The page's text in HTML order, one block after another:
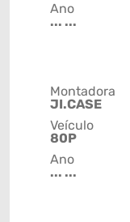
Ano
... ...
Montadora
JI.CASE
Veículo
80P
Ano
... ...